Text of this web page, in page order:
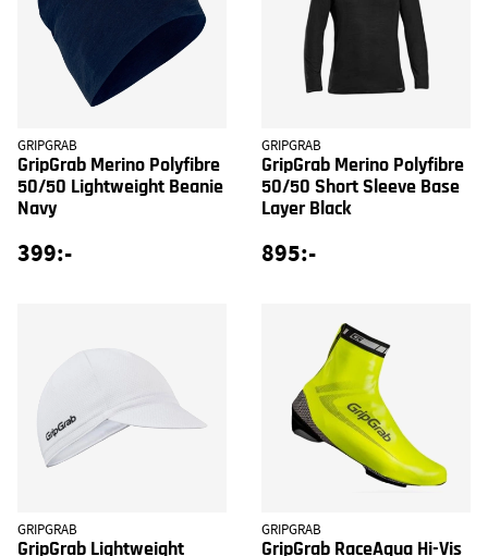
GRIPGRAB
GripGrab Merino Polyfibre
50/50 Lightweight Beanie
Navy
399:-
GRIPGRAB
GripGrab Merino Polyfibre
50/50 Short Sleeve Base
Layer Black
895:-
GRIPGRAB
GripGrab Lightweight
GRIPGRAB
GripGrab RaceAqua Hi-Vis